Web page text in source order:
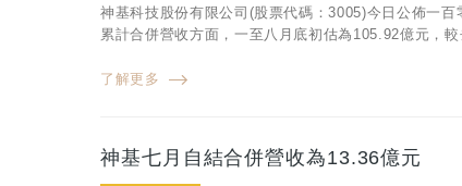
神基科技股份有限公司(股票代碼：3005)今日公佈一
累計合併營收方面，一至八月底初估為105.92億元，
了解更多
神基七月自結合併營收為13.36億元